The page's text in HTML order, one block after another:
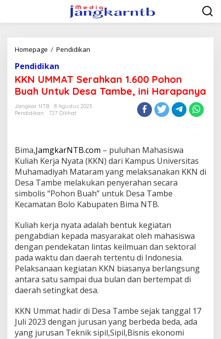
konten
Homepage / Pendidikan
1.600
Pohon
Buah
Untuk
Desa
Pendidikan
KKN UMMAT Serahkan 1.600 Pohon
Buah Untuk Desa Tambe, ini Harapanya
Jangkar NTB
8 Agustus 2023
Pendidikan
727 Dilihat
Bima,JamgkarNTB.com – puluhan Mahasiswa
Kuliah Kerja Nyata (KKN) dari Kampus Universitas
Muhamadiyah Mataram yang melaksanakan KKN di
Desa Tambe melakukan penyerahan secara
simbolis “Pohon Buah” untuk Desa Tambe
Kecamatan Bolo Kabupaten Bima NTB.
Kuliah kerja nyata adalah bentuk kegiatan
pengabdian kepada masyarakat oleh mahasiswa
dengan pendekatan lintas keilmuan dan sektoral
pada waktu dan daerah tertentu di Indonesia.
Pelaksanaan kegiatan KKN biasanya berlangsung
antara satu sampai dua bulan dan bertempat di
daerah setingkat desa.
KKN Ummat hadir di Desa Tambe sejak tanggal 17
Juli 2023 dengan jurusan yang berbeda beda, ada
yang jurusan Teknik sipil,Sipil,Bisnis ekonomi